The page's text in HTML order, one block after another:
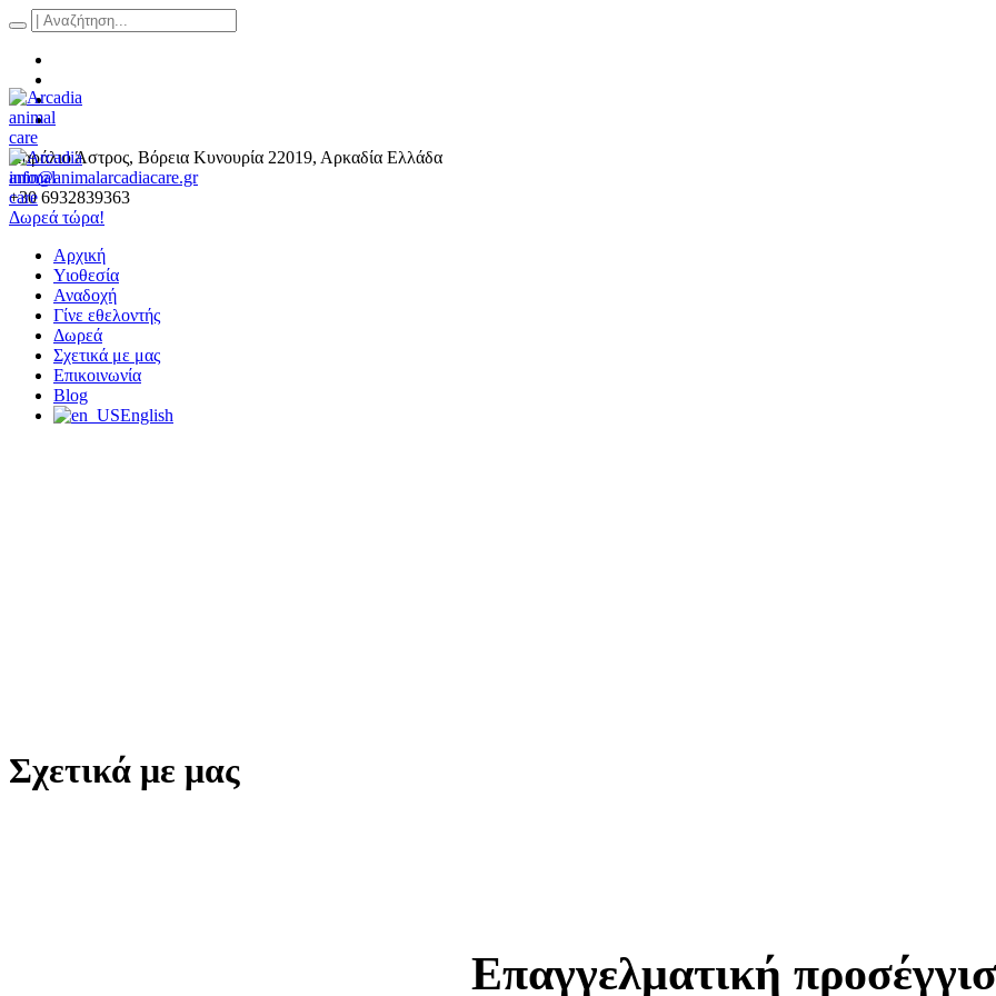
Παράλιο Άστρος, Βόρεια Κυνουρία 22019, Αρκαδία Ελλάδα
info@animalarcadiacare.gr
+30 6932839363
Δωρεά τώρα!
Αρχική
Υιοθεσία
Αναδοχή
Γίνε εθελοντής
Δωρεά
Σχετικά με μας
Επικοινωνία
Blog
English
Σχετικά με μας
Επαγγελματική